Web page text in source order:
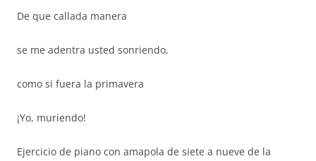
De que callada manera
se me adentra usted sonriendo,
como si fuera la primavera
¡Yo, muriendo!
Ejercicio de piano con amapola de siete a nueve de la